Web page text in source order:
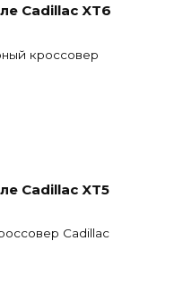
Cadillac XT6
кроссовер
Cadillac XT5
Cadillac